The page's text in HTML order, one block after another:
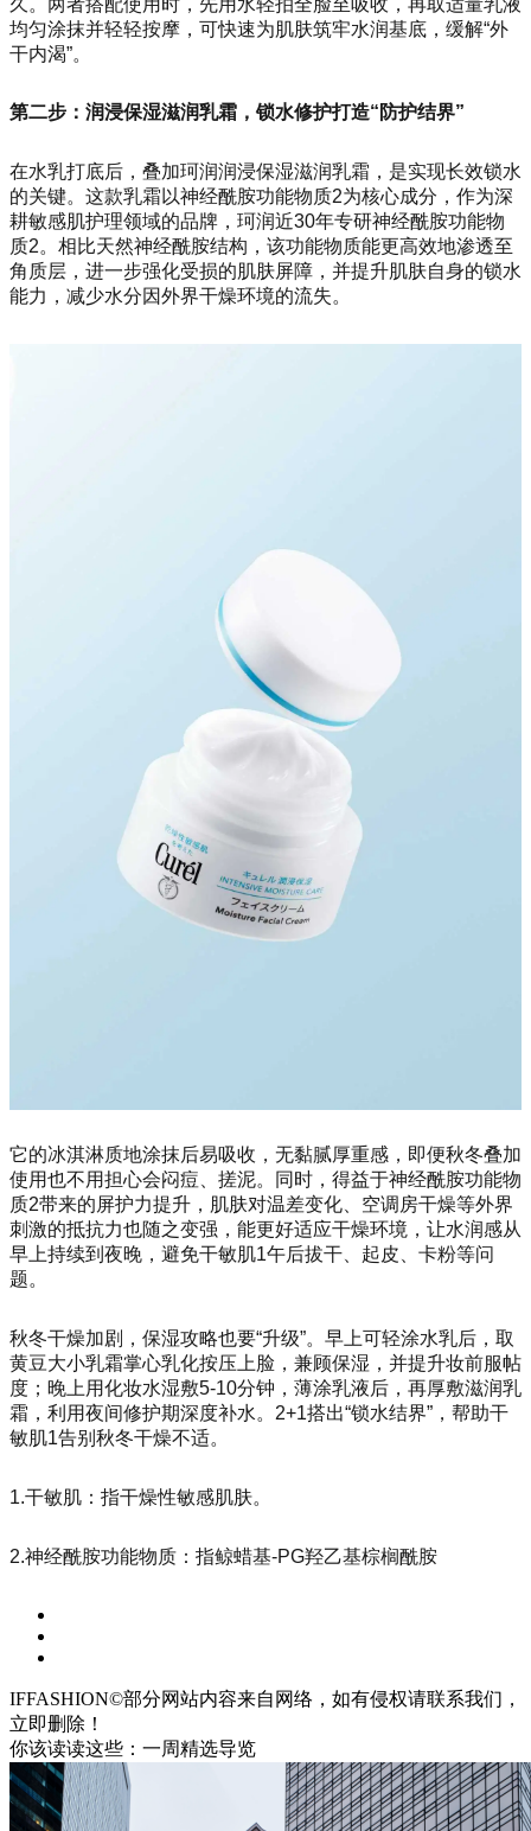
均匀涂抹并轻轻按摩，可快速为肌肤筑牢水润基底，缓解“外
干内渴”。
第二步：润浸保湿滋润乳霜，锁水修护打造“防护结界”
在水乳打底后，叠加珂润润浸保湿滋润乳霜，是实现长效锁水
的关键。这款乳霜以神经酰胺功能物质2为核心成分，作为深
耕敏感肌护理领域的品牌，珂润近30年专研神经酰胺功能物
质2。相比天然神经酰胺结构，该功能物质能更高效地渗透至
角质层，进一步强化受损的肌肤屏障，并提升肌肤自身的锁水
能力，减少水分因外界干燥环境的流失。
它的冰淇淋质地涂抹后易吸收，无黏腻厚重感，即便秋冬叠加
使用也不用担心会闷痘、搓泥。同时，得益于神经酰胺功能物
质2带来的屏护力提升，肌肤对温差变化、空调房干燥等外界
刺激的抵抗力也随之变强，能更好适应干燥环境，让水润感从
早上持续到夜晚，避免干敏肌1午后拔干、起皮、卡粉等问
题。
秋冬干燥加剧，保湿攻略也要“升级”。早上可轻涂水乳后，取
黄豆大小乳霜掌心乳化按压上脸，兼顾保湿，并提升妆前服帖
度；晚上用化妆水湿敷5-10分钟，薄涂乳液后，再厚敷滋润乳
霜，利用夜间修护期深度补水。2+1搭出“锁水结界”，帮助干
敏肌1告别秋冬干燥不适。
1.干敏肌：指干燥性敏感肌肤。
2.神经酰胺功能物质：指鲸蜡基-PG羟乙基棕榈酰胺
IFFASHION©部分网站内容来自网络，如有侵权请联系我们，
立即删除！
你该读读这些：一周精选导览